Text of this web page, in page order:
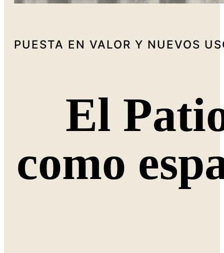
PUESTA EN VALOR Y NUEVOS
El
como